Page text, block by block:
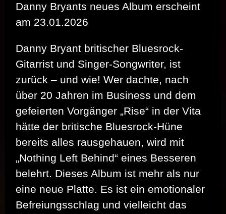
Danny Bryants neues Album erscheint
am 23.01.2026
Danny Bryant britischer Bluesrock-
Gitarrist und Singer-Songwriter, ist
zurück – und wie! Wer dachte, nach
über 20 Jahren im Business und dem
gefeierten Vorgänger „Rise“ in der Vita
hätte der britische Bluesrock-Hüne
bereits alles rausgehauen, wird mit
„Nothing Left Behind“ eines Besseren
belehrt. Dieses Album ist mehr als nur
eine neue Platte. Es ist ein emotionaler
Befreiungsschlag und vielleicht das